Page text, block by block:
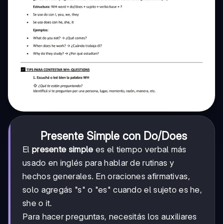
Presente Simple con Do/Does
El presente simple es el tiempo verbal más
usado en inglés para hablar de rutinas y
hechos generales. En oraciones afirmativas,
solo agregás "s" o "es" cuando el sujeto es he,
she o it.
Para hacer preguntas, necesitás los auxiliares